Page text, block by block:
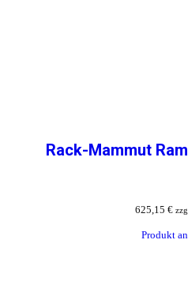
Rack-Mammut
625,15 €
Produkt